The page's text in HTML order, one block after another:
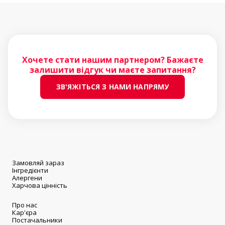
Хочете стати нашим партнером? Бажаєте
залишити відгук чи маєте запитання?
ЗВ'ЯЖІТЬСЯ З НАМИ НАПРЯМУ
Замовляй зараз
Інгредієнти
Алергени
Харчова цінність
Про нас
Кар'єра
Постачальники